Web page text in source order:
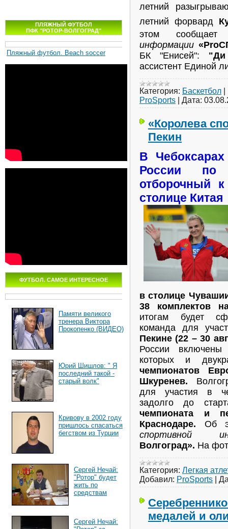
ПЛЯЖНЫЙ ФУТБОЛ
ПФК "РОТОР-ВОЛГОГРАД"
Пляжный футбол. Beach soccer
ФУТБОЛ. САМОЕ ИНТЕРЕСНОЕ
Памяти великого
тренера Виктора
Прокопенко (ВИДЕО)
Юрий Шишлов: " Я
последний такой -
старый волк"
Кривову в 2002 году
пришлось спасаться
бегством из Турции
Сергей Нечай:
"Ротор" будет
жить по
средствам
Сергей Нечай:
летний
летний форвард
этом
информации
БК "Енисей":
ассистент Единой
Категория: Баскетбол
ProSports
Дата:
«Королева
Пекин
В Чебоксарах
России по
отборочный
столице Китая
в столице
38 комплектов
итогам будет
команда для
Пекине (22 – 30
России включены
которых и
чемпионатов
Шкуренев.
для участия в
задолго до
чемпионата и
Краснодаре. Об
спортивной
Волгоград». На
Категория: Легкая
Добавил: ProSports
медалей и